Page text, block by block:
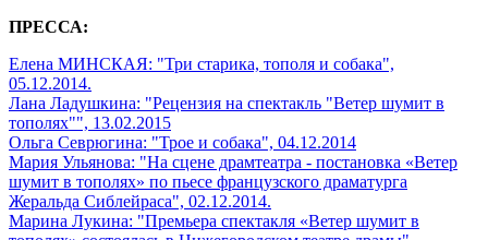
ПРЕССА:
Елена МИНСКАЯ: "Три старика, тополя и собака",
05.12.2014.
Лана Ладушкина: "Рецензия на спектакль "Ветер шумит в
тополях"", 13.02.2015
Ольга Севрюгина: "Трое и собака", 04.12.2014
Мария Ульянова: "На сцене драмтеатра - постановка «Ветер
шумит в тополях» по пьесе французского драматурга
Жеральда Сиблейраса", 02.12.2014.
Марина Лукина: "Премьера спектакля «Ветер шумит в